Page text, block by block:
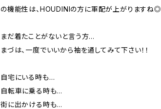
の機能性は、HOUDINIの方に軍配が上がりますね◎
まだ着たことがないと言う方…
まづは、一度でいいから袖を通してみて下さい！！
自宅にいる時も…
自転車に乗る時も…
街に出かける時も…